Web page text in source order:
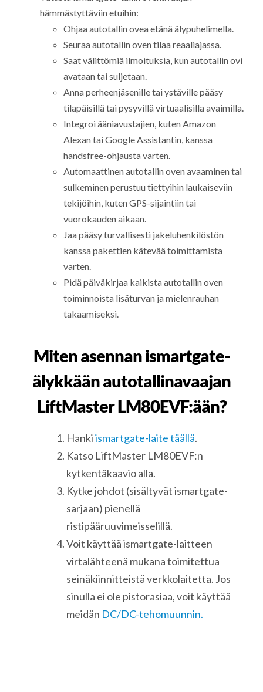
hämmästyttäviin etuihin:
Ohjaa autotallin ovea etänä älypuhelimella.
Seuraa autotallin oven tilaa reaaliajassa.
Saat välittömiä ilmoituksia, kun autotallin ovi
avataan tai suljetaan.
Anna perheenjäsenille tai ystäville pääsy
tilapäisillä tai pysyvillä virtuaalisilla avaimilla.
Integroi ääniavustajien, kuten Amazon
Alexan tai Google Assistantin, kanssa
handsfree-ohjausta varten.
Automaattinen autotallin oven avaaminen tai
sulkeminen perustuu tiettyihin laukaiseviin
tekijöihin, kuten GPS-sijaintiin tai
vuorokauden aikaan.
Jaa pääsy turvallisesti jakeluhenkilöstön
kanssa pakettien kätevää toimittamista
varten.
Pidä päiväkirjaa kaikista autotallin oven
toiminnoista lisäturvan ja mielenrauhan
takaamiseksi.
Miten asennan ismartgate-
älykkään autotallinavaajan
LiftMaster LM80EVF:ään?
Hankiismartgate-laite täällä.
Katso LiftMaster LM80EVF:n
kytkentäkaavio alla.
Kytke johdot (sisältyvät ismartgate-
sarjaan) pienellä
ristipääruuvimeisselillä.
Voit käyttää ismartgate-laitteen
virtalähteenä mukana toimitettua
seinäkiinnitteistä verkkolaitetta. Jos
sinulla ei ole pistorasiaa, voit käyttää
meidän DC/DC-tehomuunnin.